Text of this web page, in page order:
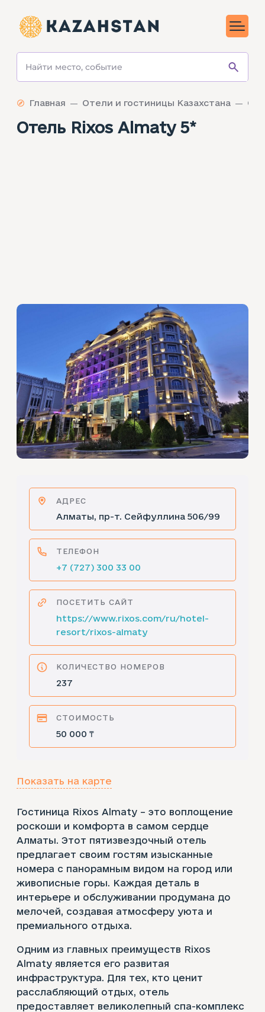
Отель Rixos Almaty 5*
Главная Отели и гостиницы Казахстана
Гостиница Rixos Almaty – это воплощение
роскоши и комфорта в самом сердце
Алматы. Этот пятизвездочный отель
предлагает своим гостям изысканные
номера с панорамным видом на город или
живописные горы. Каждая деталь в
интерьере и обслуживании продумана до
мелочей, создавая атмосферу уюта и
премиального отдыха.
Одним из главных преимуществ Rixos
Almaty является его развитая
инфраструктура. Для тех, кто ценит
расслабляющий отдых, отель
предоставляет великолепный спа-комплекс
АДРЕС
Алматы, пр-т. Сейфуллина 506/99
ТЕЛЕФОН
+7 (727) 300 33 00
ПОСЕТИТЬ САЙТ
https://www.rixos.com/ru/hotel-
resort/rixos-almaty
КОЛИЧЕСТВО НОМЕРОВ
237
СТОИМОСТЬ
50 000 ₸
Показать на карте